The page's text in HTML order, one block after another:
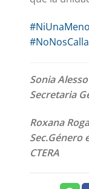
#
#
Sonia Alesso
Secretaria
Roxana
Sec.Género
CTERA